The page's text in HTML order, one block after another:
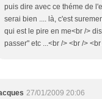
puis dire avec ce théme de
serai bien .... là, c'est
qui est le pire en me<br />
passer" etc ...<br /> <br /> <br
27/01/2009 20:06